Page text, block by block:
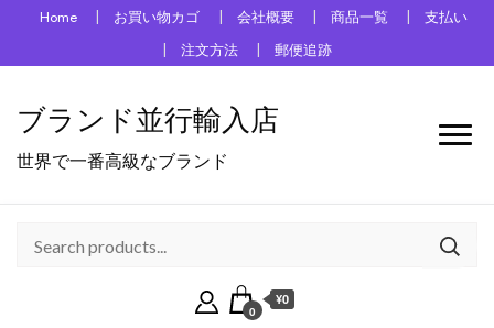
Home お買い物カゴ 会社概要 商品一覧
支払い
注文方法
郵便追跡
ブランド並行輸入店
世界で一番高級なブランド
0
¥0